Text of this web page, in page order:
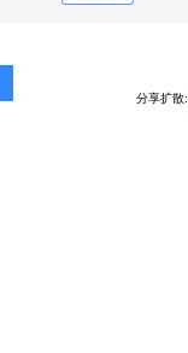
分享扩散: